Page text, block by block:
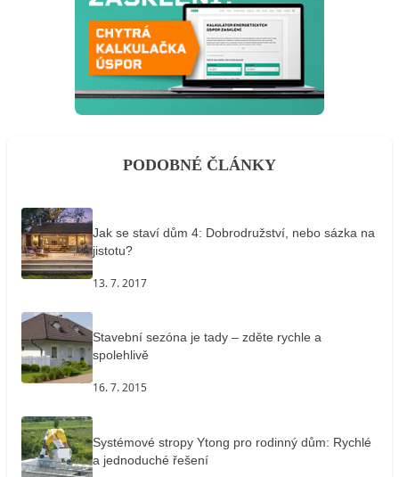
PODOBNÉ ČLÁNKY
Jak se staví dům 4: Dobrodružství, nebo sázka na
jistotu?
13. 7. 2017
Stavební sezóna je tady – zděte rychle a
spolehlivě
16. 7. 2015
Systémové stropy Ytong pro rodinný dům: Rychlé
a jednoduché řešení